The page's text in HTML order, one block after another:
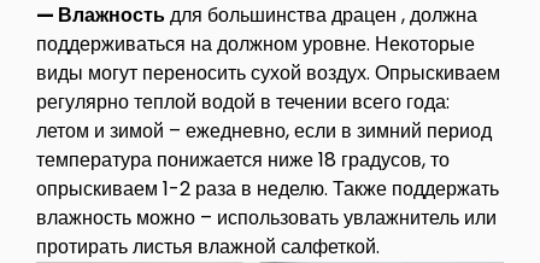
— Влажностьдля большинства драцен , должна
поддерживаться на должном уровне. Некоторые
виды могут переносить сухой воздух. Опрыскиваем
регулярно теплой водой в течении всего года:
летом и зимой – ежедневно, если в зимний период
температура понижается ниже 18 градусов, то
опрыскиваем 1-2 раза в неделю. Также поддержать
влажность можно – использовать увлажнитель или
протирать листья влажной салфеткой.